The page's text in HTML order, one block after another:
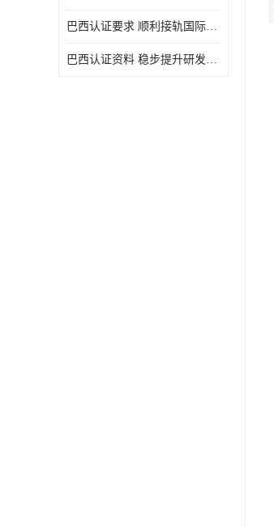
巴西认证要求 顺利接轨国际规范
巴西认证资料 稳步提升研发能力